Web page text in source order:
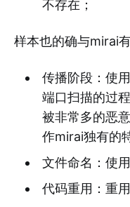
不存在；
样本也的确与mirai
传播阶段：使
端口扫描的过
被非常多的恶
作mirai独有的
文件命名：使
代码重用：重